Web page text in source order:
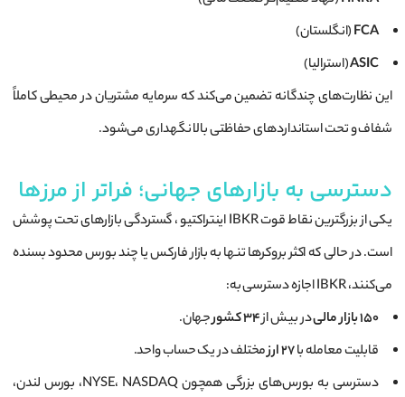
FCA(انگلستان)
ASIC(استرالیا)
این نظارت‌های چندگانه تضمین می‌کند که سرمایه مشتریان در محیطی کاملاً
شفاف و تحت استانداردهای حفاظتی بالا نگهداری می‌شود.
دسترسی به بازارهای جهانی؛ فراتر از مرزها
یکی از بزرگترین نقاط قوت IBKR اینتراکتیو ، گستردگی بازارهای تحت پوشش
است. در حالی که اکثر بروکرها تنها به بازار فارکس یا چند بورس محدود بسنده
می‌کنند، IBKR اجازه دسترسی به:
۱۵۰ بازار مالی
در بیش از۳۴ کشور
جهان.
قابلیت معامله با۲۷ ارز
مختلف در یک حساب واحد.
دسترسی به بورس‌های بزرگی همچون NYSE، NASDAQ، بورس لندن،